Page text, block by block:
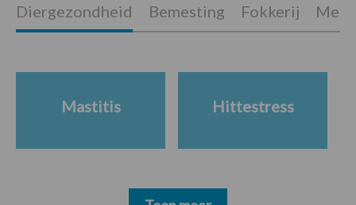
Diergezondheid Bemesting Fokkerij
Mastitis Hittestress